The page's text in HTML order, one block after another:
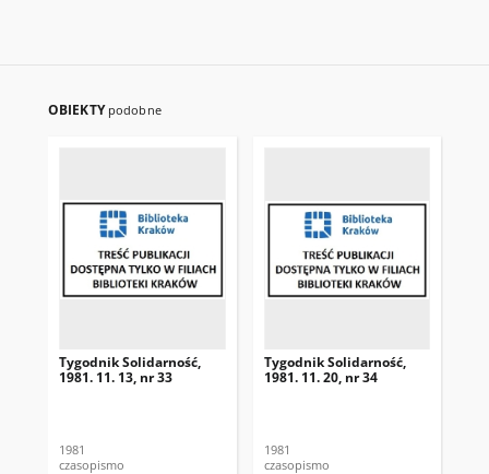
OBIEKTY podobne
Tygodnik Solidarność,
1981. 11. 13, nr 33
1981
czasopismo
Tygodnik Solidarność,
1981. 11. 20, nr 34
1981
czasopismo